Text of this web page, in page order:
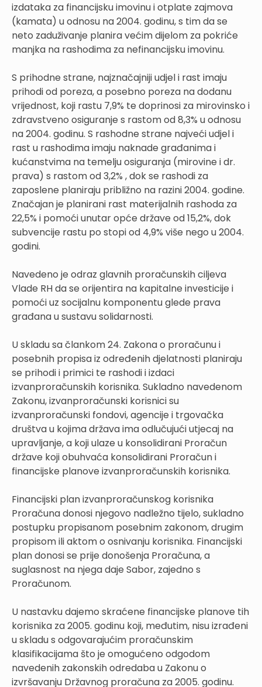
izdataka za financijsku imovinu i otplate zajmova
(kamata) u odnosu na 2004. godinu, s tim da se
neto zaduživanje planira većim dijelom za pokriće
manjka na rashodima za nefinancijsku imovinu.
S prihodne strane, najznačajniji udjel i rast imaju
prihodi od poreza, a posebno poreza na dodanu
vrijednost, koji rastu 7,9% te doprinosi za mirovinsko i
zdravstveno osiguranje s rastom od 8,3% u odnosu
na 2004. godinu. S rashodne strane najveći udjel i
rast u rashodima imaju naknade građanima i
kućanstvima na temelju osiguranja (mirovine i dr.
prava) s rastom od 3,2% , dok se rashodi za
zaposlene planiraju približno na razini 2004. godine.
Značajan je planirani rast materijalnih rashoda za
22,5% i pomoći unutar opće države od 15,2%, dok
subvencije rastu po stopi od 4,9% više nego u 2004.
godini.
Navedeno je odraz glavnih proračunskih ciljeva
Vlade RH da se orijentira na kapitalne investicije i
pomoći uz socijalnu komponentu glede prava
građana u sustavu solidarnosti.
U skladu sa člankom 24. Zakona o proračunu i
posebnih propisa iz određenih djelatnosti planiraju
se prihodi i primici te rashodi i izdaci
izvanproračunskih korisnika. Sukladno navedenom
Zakonu, izvanproračunski korisnici su
izvanproračunski fondovi, agencije i trgovačka
društva u kojima država ima odlučujući utjecaj na
upravljanje, a koji ulaze u konsolidirani Proračun
države koji obuhvaća konsolidirani Proračun i
financijske planove izvanproračunskih korisnika.
Financijski plan izvanproračunskog korisnika
Proračuna donosi njegovo nadležno tijelo, sukladno
postupku propisanom posebnim zakonom, drugim
propisom ili aktom o osnivanju korisnika. Financijski
plan donosi se prije donošenja Proračuna, a
suglasnost na njega daje Sabor, zajedno s
Proračunom.
U nastavku dajemo skraćene financijske planove tih
korisnika za 2005. godinu koji, međutim, nisu izrađeni
u skladu s odgovarajućim proračunskim
klasifikacijama što je omogućeno odgodom
navedenih zakonskih odredaba u Zakonu o
izvršavanju Državnog proračuna za 2005. godinu.